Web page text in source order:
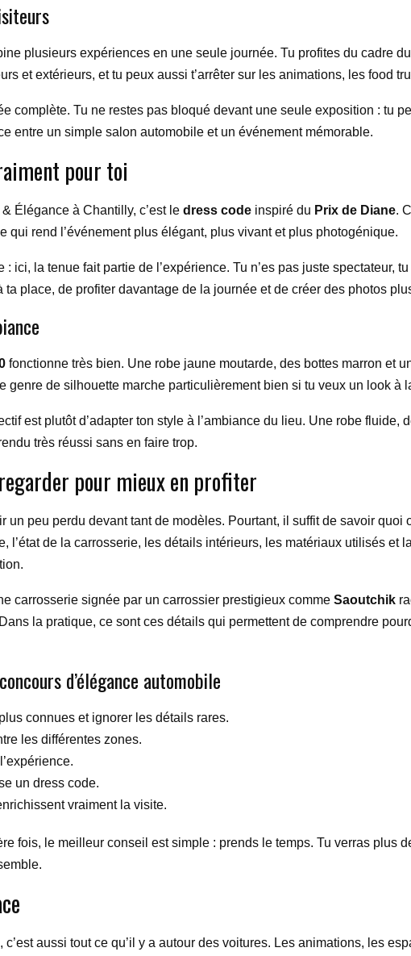
plusieurs expériences en une seule journée. Tu profites du cadre du
et extérieurs, et tu peux aussi t’arrêter sur les animations, les food
complète. Tu ne restes pas bloqué devant une seule exposition : tu
entre un simple salon automobile et un événement mémorable.
pour toi
Élégance à Chantilly, c’est le dress code inspiré du Prix de Diane.
qui rend l’événement plus élégant, plus vivant et plus photogénique.
ici, la tenue fait partie de l’expérience. Tu n’es pas juste spectateur,
place, de profiter davantage de la journée et de créer des photos
fonctionne très bien. Une robe jaune moutarde, des bottes marron et
genre de silhouette marche particulièrement bien si tu veux un look à
est plutôt d’adapter ton style à l’ambiance du lieu. Une robe
très réussi sans en faire trop.
pour mieux en profiter
un peu perdu devant tant de modèles. Pourtant, il suffit de savoir
l’état de la carrosserie, les détails intérieurs, les matériaux utilisés et
carrosserie signée par un carrossier prestigieux comme Saoutchik
la pratique, ce sont ces détails qui permettent de comprendre
d’élégance automobile
connues et ignorer les détails rares.
les différentes zones.
un dress code.
vraiment la visite.
fois, le meilleur conseil est simple : prends le temps. Tu verras plus
aussi tout ce qu’il y a autour des voitures. Les animations, les